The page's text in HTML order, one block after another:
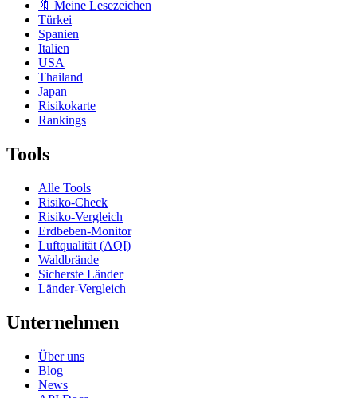
🔖 Meine Lesezeichen
Türkei
Spanien
Italien
USA
Thailand
Japan
Risikokarte
Rankings
Tools
Alle Tools
Risiko-Check
Risiko-Vergleich
Erdbeben-Monitor
Luftqualität (AQI)
Waldbrände
Sicherste Länder
Länder-Vergleich
Unternehmen
Über uns
Blog
News